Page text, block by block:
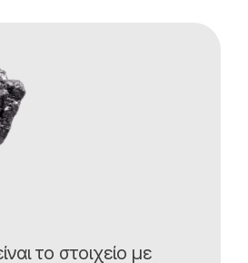
το στοιχείο με